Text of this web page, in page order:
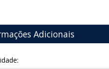
Adicionais